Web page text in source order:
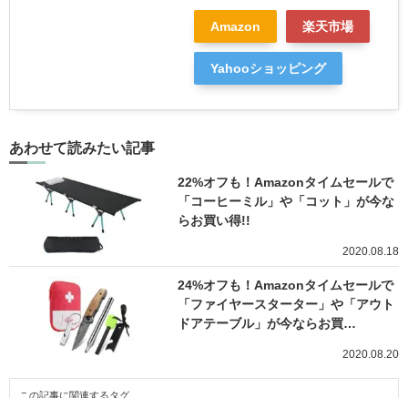
Amazon 楽天市場
Yahooショッピング
あわせて読みたい記事
22%オフも！Amazonタイムセールで
「コーヒーミル」や「コット」が今な
らお買い得!!
2020.08.18
24%オフも！Amazonタイムセールで
「ファイヤースターター」や「アウト
ドアテーブル」が今ならお買…
2020.08.20
この記事に関連するタグ